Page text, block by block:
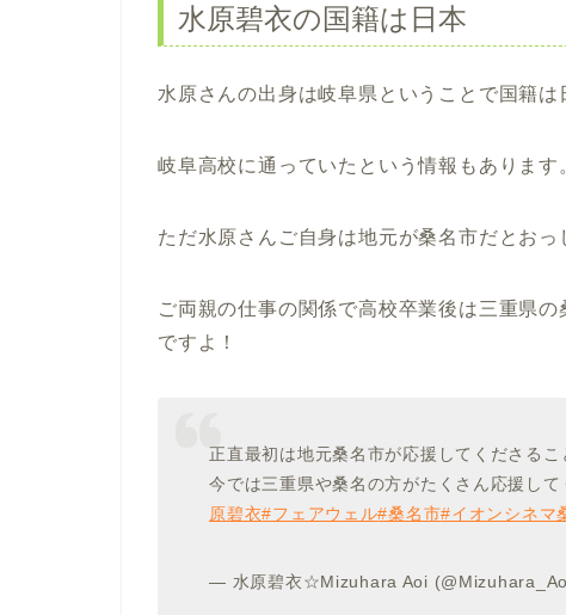
水原碧衣の国籍は日本
水原さんの出身は岐阜県ということで国籍は
岐阜高校に通っていたという情報もあります
ただ水原さんご自身は地元が桑名市だとおっ
ご両親の仕事の関係で高校卒業後は三重県
ですよ！
正直最初は地元桑名市が応援してくださる
今では三重県や桑名の方がたくさん応援し
原碧衣#フェアウェル#桑名市#イオンシネマ
— 水原碧衣☆Mizuhara Aoi